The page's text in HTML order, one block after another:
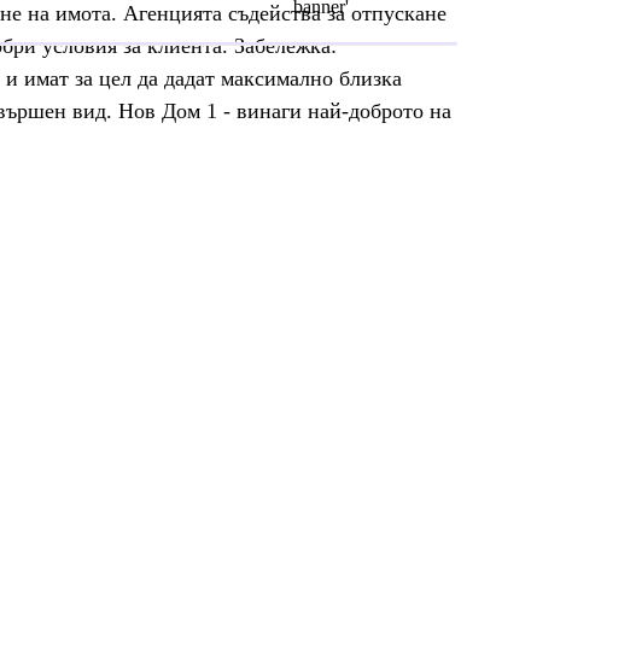
на имота. Агенцията съдейства за отпускане
условия за клиента. Забележка:
имат за цел да дадат максимално близка
вид. Нов Дом 1 - винаги най-доброто на